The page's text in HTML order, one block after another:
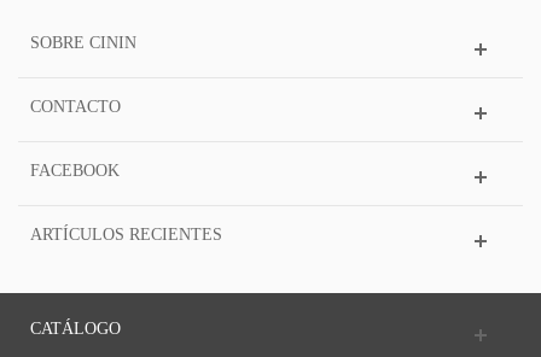
SOBRE CININ
CONTACTO
FACEBOOK
ARTÍCULOS RECIENTES
CATÁLOGO